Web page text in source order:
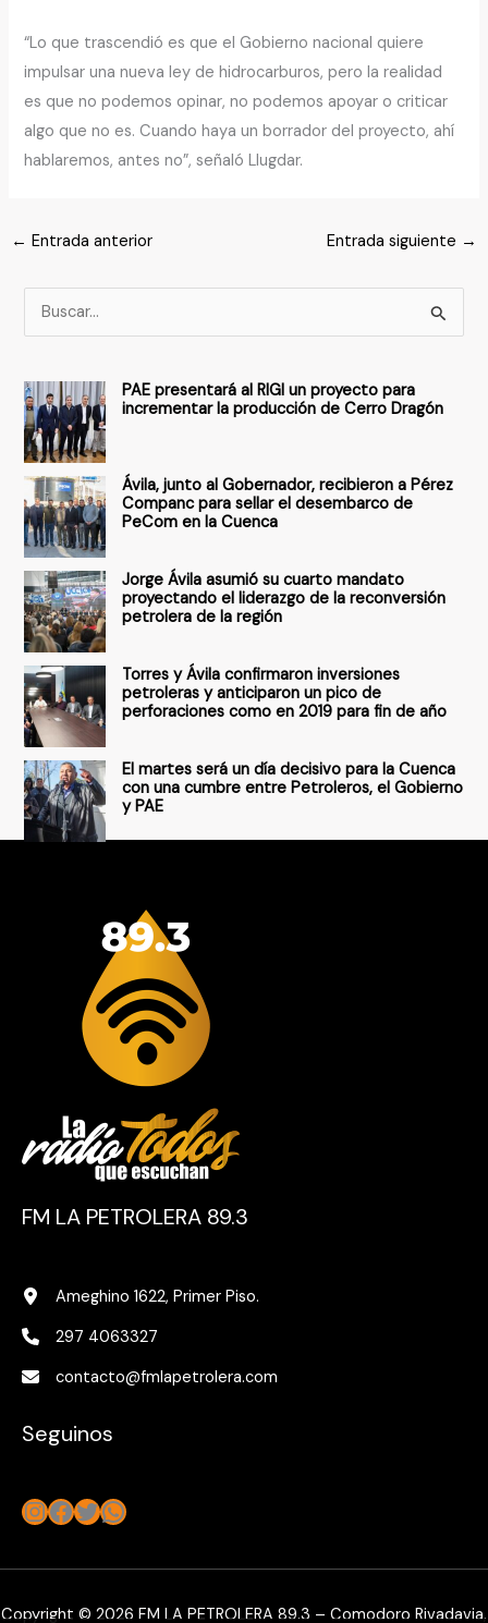
“Lo que trascendió es que el Gobierno nacional quiere
impulsar una nueva ley de hidrocarburos, pero la realidad
es que no podemos opinar, no podemos apoyar o criticar
algo que no es. Cuando haya un borrador del proyecto, ahí
hablaremos, antes no”, señaló Llugdar.
← Entrada anterior Entrada siguiente →
u
c
a
r
o
r
:
PAE presentará al RIGI un proyecto para
incrementar la producción de Cerro Dragón
Ávila, junto al Gobernador, recibieron a Pérez
Companc para sellar el desembarco de
PeCom en la Cuenca
Jorge Ávila asumió su cuarto mandato
proyectando el liderazgo de la reconversión
petrolera de la región
Torres y Ávila confirmaron inversiones
petroleras y anticiparon un pico de
perforaciones como en 2019 para fin de año
El martes será un día decisivo para la Cuenca
con una cumbre entre Petroleros, el Gobierno
y PAE
FM LA PETROLERA 89.3
Ameghino 1622, Primer Piso.
297 4063327
contacto@fmlapetrolera.com
Seguinos
Instagram
Facebook
Twitter
WhatsApp
Copyright © 2026 FM LA PETROLERA 89.3 – Comodoro Rivadavia,